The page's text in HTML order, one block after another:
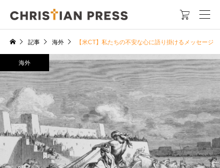

記事 海外 【米CT】私たちの不安な心に語り掛けるメッセー
海外